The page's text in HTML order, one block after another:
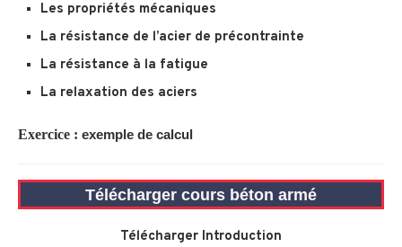
Les propriétés mécaniques
La résistance de l’acier de précontrainte
La résistance à la fatigue
La relaxation des aciers
Exercice : exemple de calcul
Télécharger cours béton armé
Télécharger Introduction